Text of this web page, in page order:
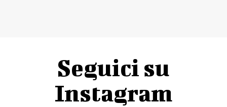
Seguici su
Instagram